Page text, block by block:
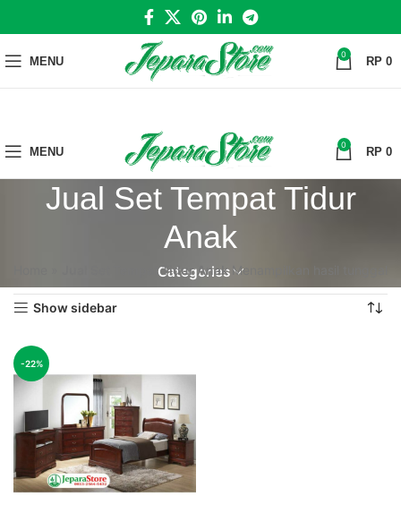
MENU 0 RP 0
MENU 0 RP 0
Jual Set Tempat Tidur
Anak
Categories
Jual Set Tempat Tidur Anak Menampilkan hasil tunggal
Show sidebar
-22%